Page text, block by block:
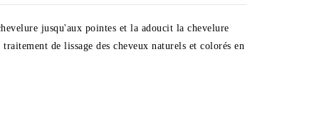
jusqu'aux pointes et la adoucit la chevelure
de lissage des cheveux naturels et colorés en